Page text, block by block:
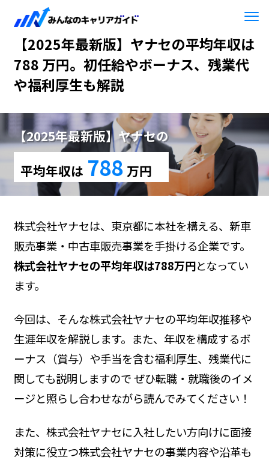
HOME 【2025年最新版】ヤナセ
【2025年最新版】ヤナセの平均年収は
788 万円。初任給やボーナス、残業代
や福利厚生も解説
【2025年最新版】ヤナセの
平均年収は 788 万円
株式会社ヤナセは、東京都に本社を構える、新車
販売事業・中古車販売事業を手掛ける企業です。
株式会社ヤナセの平均年収は788万円となってい
ます。
今回は、そんな株式会社ヤナセの平均年収推移や
生涯年収を解説します。また、年収を構成するボ
ーナス（賞与）や手当を含む福利厚生、残業代に
関しても説明しますので ぜひ転職・就職後のイメ
ージと照らし合わせながら読んでみてください！
また、株式会社ヤナセに入社したい方向けに面接
対策に役立つ株式会社ヤナセの事業内容や沿革も